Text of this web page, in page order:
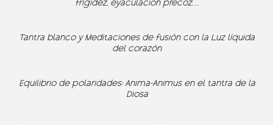
frigidez, eyaculación precoz…
Tantra blanco y Meditaciones de fusión con la Luz líquida
del corazón
Equilibrio de polaridades: Anima-Animus en el tantra de la
Diosa